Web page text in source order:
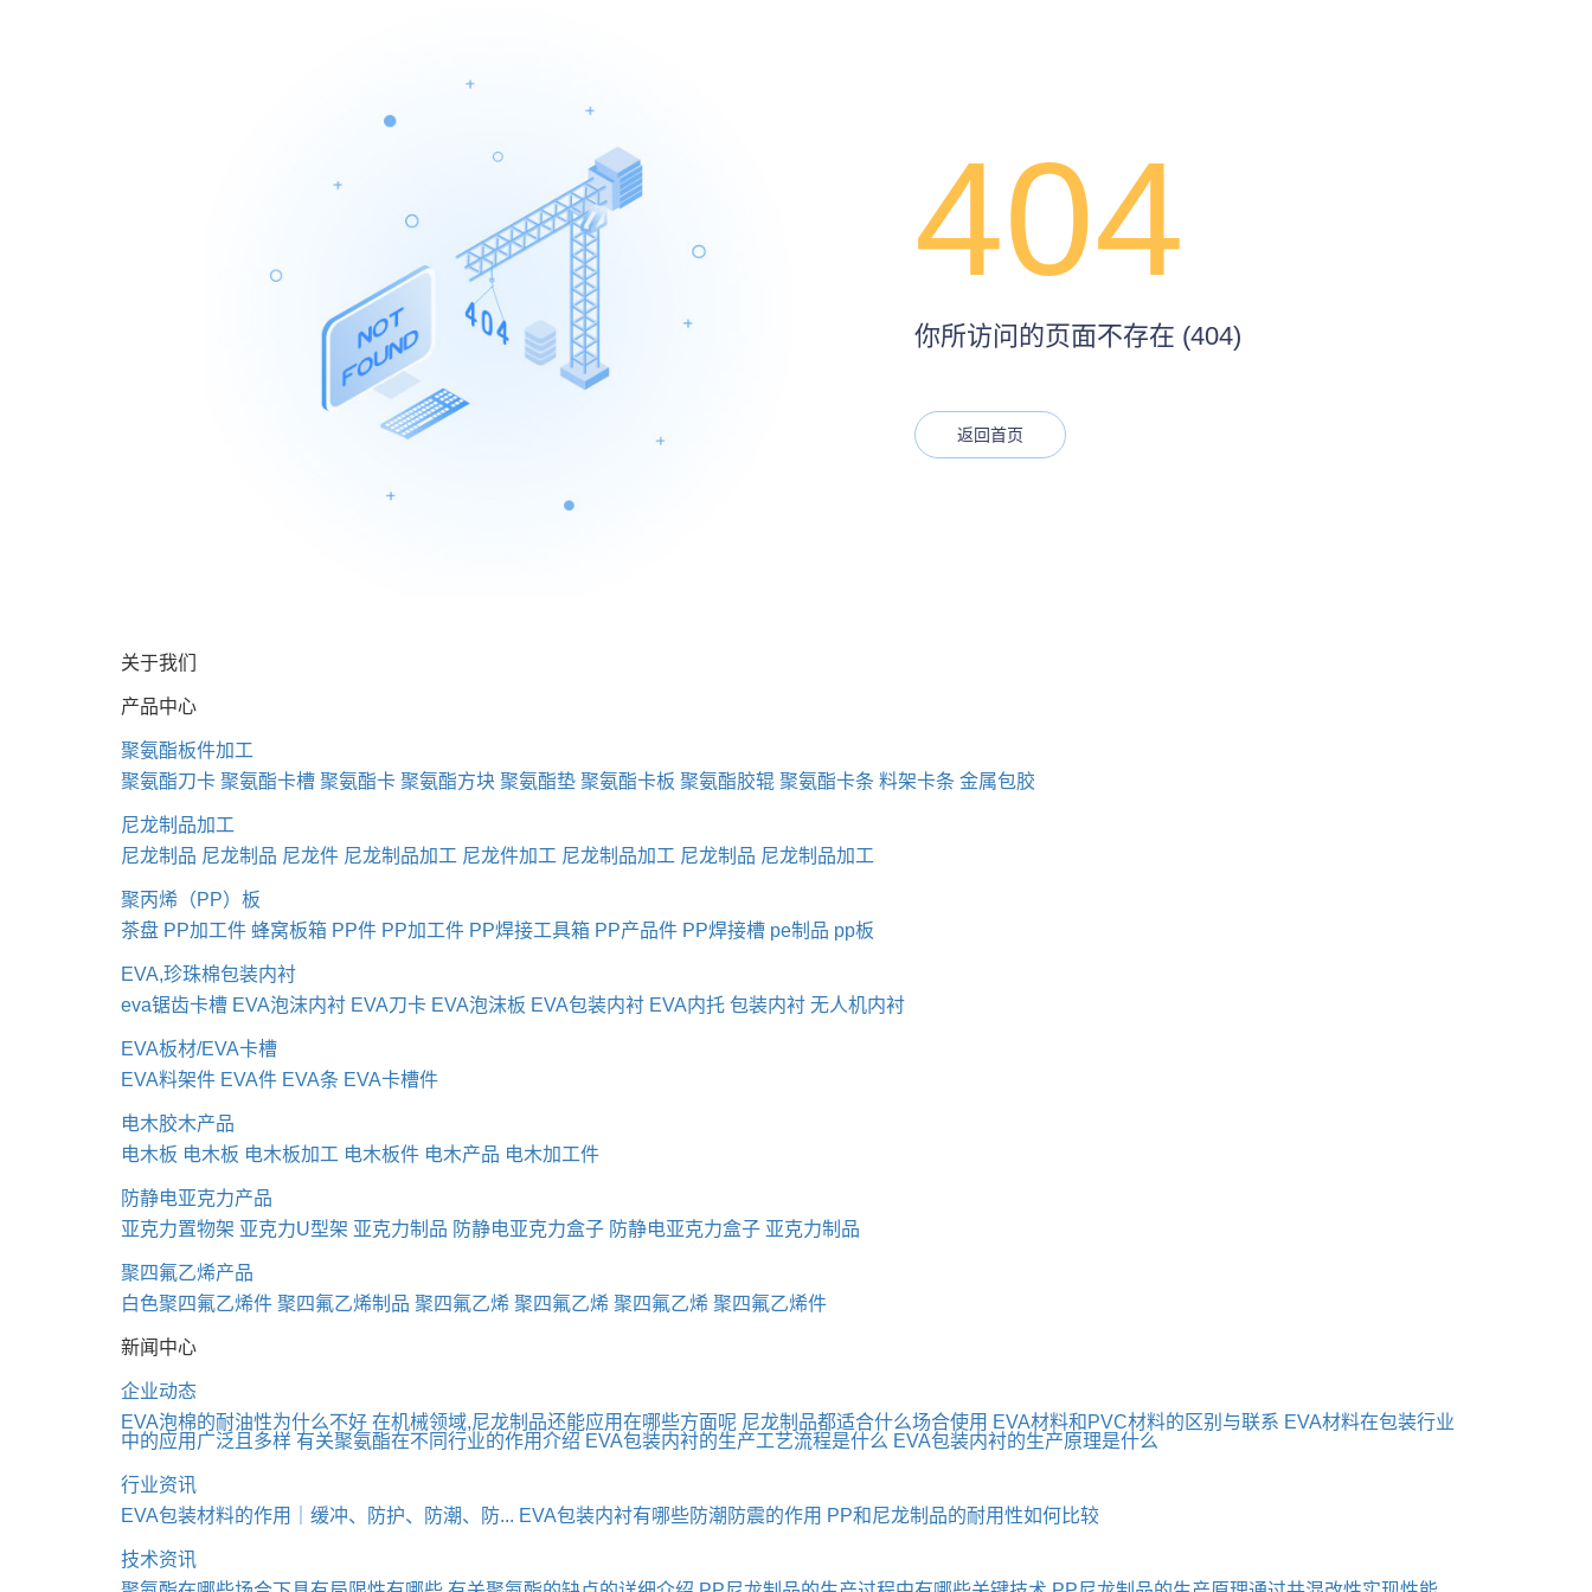
404
你所访问的页面不存在 (404)
返回首页
关于我们
产品中心
聚氨酯板件加工
聚氨酯刀卡 聚氨酯卡槽 聚氨酯卡 聚氨酯方块 聚氨酯垫 聚氨酯卡板 聚氨酯胶辊 聚氨酯卡条 料架卡条 金属包胶
尼龙制品加工
尼龙制品 尼龙制品 尼龙件 尼龙制品加工 尼龙件加工 尼龙制品加工 尼龙制品 尼龙制品加工
聚丙烯（PP）板
茶盘 PP加工件 蜂窝板箱 PP件 PP加工件 PP焊接工具箱 PP产品件 PP焊接槽 pe制品 pp板
EVA,珍珠棉包装内衬
eva锯齿卡槽 EVA泡沫内衬 EVA刀卡 EVA泡沫板 EVA包装内衬 EVA内托 包装内衬 无人机内衬
EVA板材/EVA卡槽
EVA料架件 EVA件 EVA条 EVA卡槽件
电木胶木产品
电木板 电木板 电木板加工 电木板件 电木产品 电木加工件
防静电亚克力产品
亚克力置物架 亚克力U型架 亚克力制品 防静电亚克力盒子 防静电亚克力盒子 亚克力制品
聚四氟乙烯产品
白色聚四氟乙烯件 聚四氟乙烯制品 聚四氟乙烯 聚四氟乙烯 聚四氟乙烯 聚四氟乙烯件
新闻中心
企业动态
EVA泡棉的耐油性为什么不好 在机械领域,尼龙制品还能应用在哪些方面呢 尼龙制品都适合什么场合使用 EVA材料和PVC材料的区别与联系 EVA材料在包装行业
中的应用广泛且多样 有关聚氨酯在不同行业的作用介绍 EVA包装内衬的生产工艺流程是什么 EVA包装内衬的生产原理是什么
行业资讯
EVA包装材料的作用｜缓冲、防护、防潮、防... EVA包装内衬有哪些防潮防震的作用 PP和尼龙制品的耐用性如何比较
技术资讯